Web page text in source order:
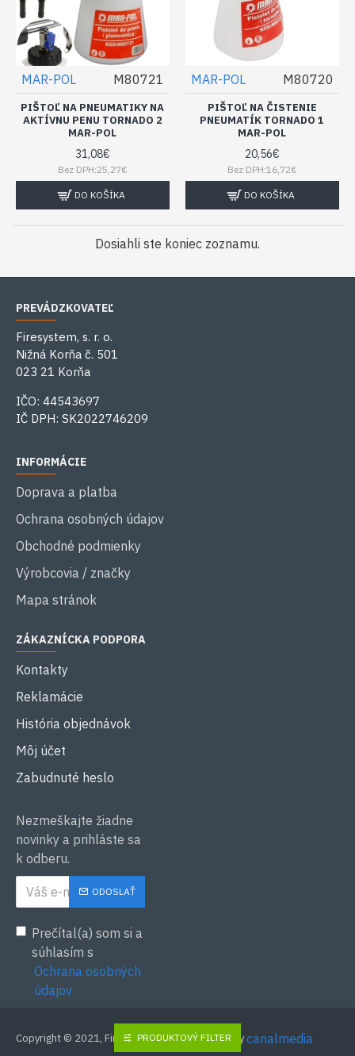
MAR-POL M80721
PIŠTOĽ NA PNEUMATIKY NA
AKTÍVNU PENU TORNADO 2
MAR-POL
31,08€
Bez DPH:25,27€
DO KOŠÍKA
MAR-POL M80720
PIŠTOĽ NA ČISTENIE
PNEUMATÍK TORNADO 1
MAR-POL
20,56€
Bez DPH:16,72€
DO KOŠÍKA
Dosiahli ste koniec zoznamu.
PREVÁDZKOVATEĽ
Firesystem, s. r. o.
Nižná Korňa č. 501
023 21 Korňa
IČO: 44543697
IČ DPH: SK2022746209
INFORMÁCIE
Doprava a platba
Ochrana osobných údajov
Obchodné podmienky
Výrobcovia / značky
Mapa stránok
ZÁKAZNÍCKA PODPORA
Kontakty
Reklamácie
História objednávok
Môj účet
Zabudnuté heslo
Nezmeškajte žiadne
novinky a prihláste sa
k odberu.
ODOSLAŤ
Prečítal(a) som si a
súhlasím s
Ochrana osobných
údajov
Copyright © 2021, Firesystem, s. r. o. Created bycanalmedia
PRODUKTOVÝ FILTER